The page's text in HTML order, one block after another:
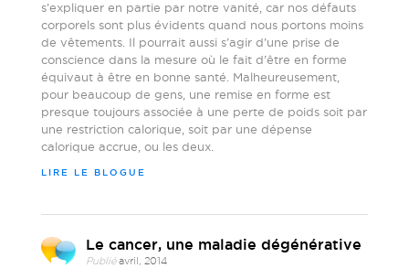
s’expliquer en partie par notre vanité, car nos défauts
corporels sont plus évidents quand nous portons moins
de vêtements. Il pourrait aussi s’agir d’une prise de
conscience dans la mesure où le fait d’être en forme
équivaut à être en bonne santé. Malheureusement,
pour beaucoup de gens, une remise en forme est
presque toujours associée à une perte de poids soit par
une restriction calorique, soit par une dépense
calorique accrue, ou les deux.
LIRE LE BLOGUE
Le cancer, une maladie dégénérative
Publiéavril, 2014